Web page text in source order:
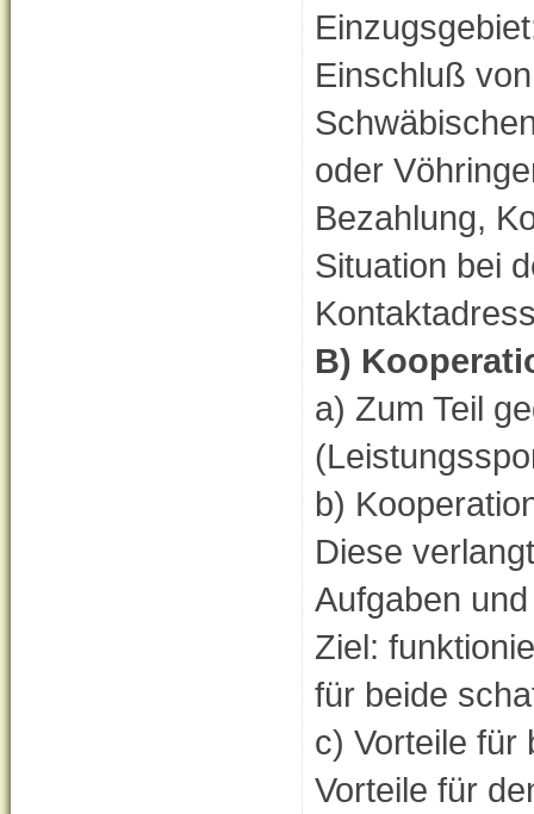
Einschluß
oder
Bezahlung,
Situation bei
B)
a) Zum Teil
b)
Diese
Aufgaben
Ziel:
für beide
c) Vorteile für
Vorteile für